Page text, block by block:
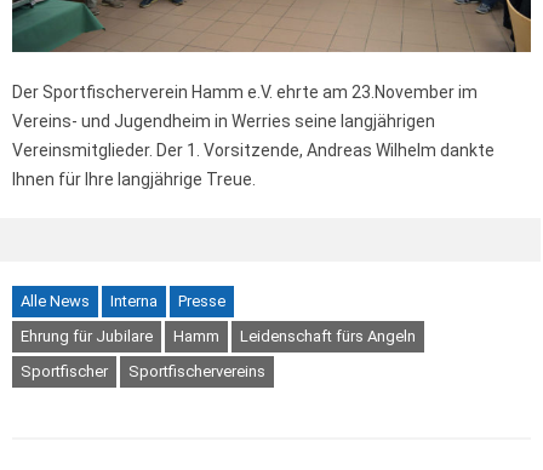
Der Sportfischerverein Hamm e.V. ehrte am 23.November im
Vereins- und Jugendheim in Werries seine langjährigen
Vereinsmitglieder. Der 1. Vorsitzende, Andreas Wilhelm dankte
Ihnen für Ihre langjährige Treue.
Alle News Interna
Presse
Ehrung für Jubilare
Hamm
Leidenschaft fürs Angeln
Sportfischer
Sportfischervereins